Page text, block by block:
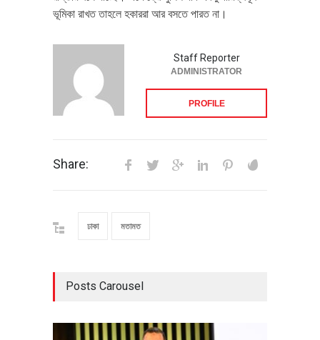
ভূমিকা রাখত তাহলে হকাররা আর বসতে পারত না।
Staff Reporter
ADMINISTRATOR
PROFILE
Share:
ঢাকা মতামত
Posts Carousel